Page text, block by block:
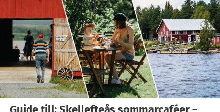
Guide till: Skellefteås sommarcaféer –